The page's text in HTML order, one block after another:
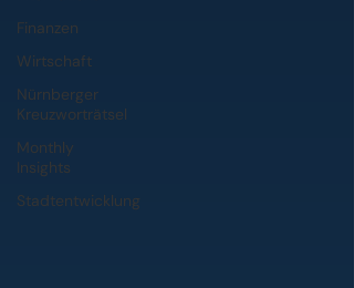
Finanzen
Wirtschaft
Nürnberger
Kreuzworträtsel
Monthly
Insights
Stadtentwicklung